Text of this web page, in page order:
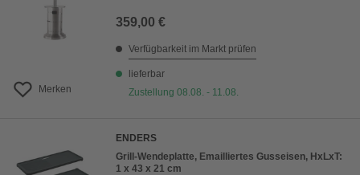
Merken
359,00 €
Verfügbarkeit im Markt prüfen
lieferbar
Zustellung 08.08. - 11.08.
ENDERS
Grill-Wendeplatte, Emailliertes Gusseisen, HxLxT:
1 x 43 x 21 cm